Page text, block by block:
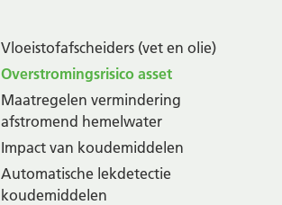
Vloeistofafscheiders (vet en olie)
Overstromingsrisico asset
Maatregelen vermindering
afstromend hemelwater
Impact van koudemiddelen
Automatische lekdetectie
koudemiddelen